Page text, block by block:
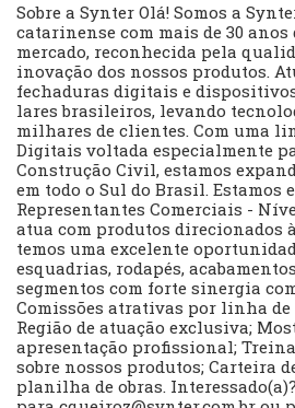
Sobre a Synter Olá! Somos a
catarinense com mais de 30
mercado, reconhecida pela
inovação dos nossos produtos.
fechaduras digitais e
lares brasileiros, levando
milhares de clientes. Com uma
Digitais voltada especialmente
Construção Civil, estamos
em todo o Sul do Brasil. Estamos
Representantes Comerciais -
atua com produtos direcionados
temos uma excelente
esquadrias, rodapés,
segmentos com forte sinergia
Comissões atrativas por linha de
Região de atuação exclusiva;
apresentação profissional;
sobre nossos produtos; Carteira
planilha de obras.